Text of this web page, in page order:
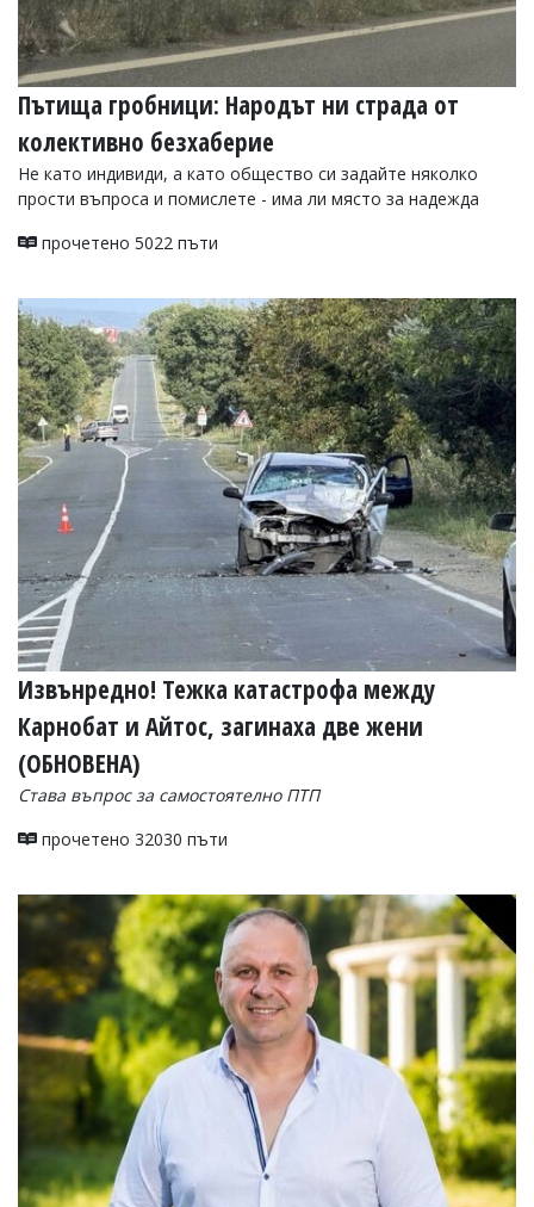
Пътища гробници: Народът ни страда от
колективно безхаберие
Не като индивиди, а като общество си задайте няколко
прости въпроса и помислете - има ли място за надежда
прочетено 5022 пъти
Извънредно! Тежка катастрофа между
Карнобат и Айтос, загинаха две жени
(ОБНОВЕНА)
Става въпрос за самостоятелно ПТП
прочетено 32030 пъти